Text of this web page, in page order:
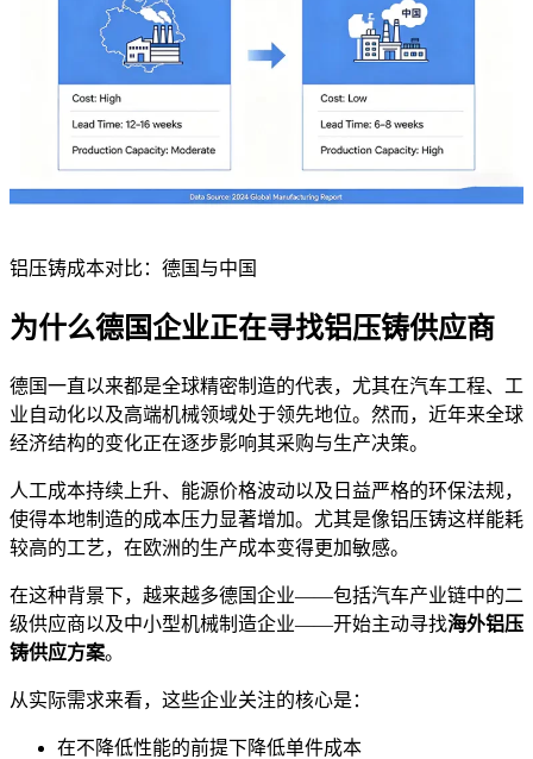
铝压铸成本对比：德国与中国
为什么德国企业正在寻找铝压铸供应商
德国一直以来都是全球精密制造的代表，尤其在汽车工程、工
业自动化以及高端机械领域处于领先地位。然而，近年来全球
经济结构的变化正在逐步影响其采购与生产决策。
人工成本持续上升、能源价格波动以及日益严格的环保法规，
使得本地制造的成本压力显著增加。尤其是像铝压铸这样能耗
较高的工艺，在欧洲的生产成本变得更加敏感。
在这种背景下，越来越多德国企业——包括汽车产业链中的二
级供应商以及中小型机械制造企业——开始主动寻找海外铝压
铸供应方案。
从实际需求来看，这些企业关注的核心是：
在不降低性能的前提下降低单件成本